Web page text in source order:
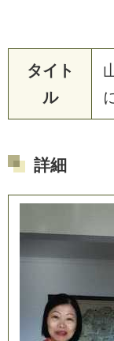
タイト
ル
詳細